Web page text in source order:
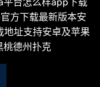
方下载最新版本安
地址支持安卓及苹果
桃德州扑克